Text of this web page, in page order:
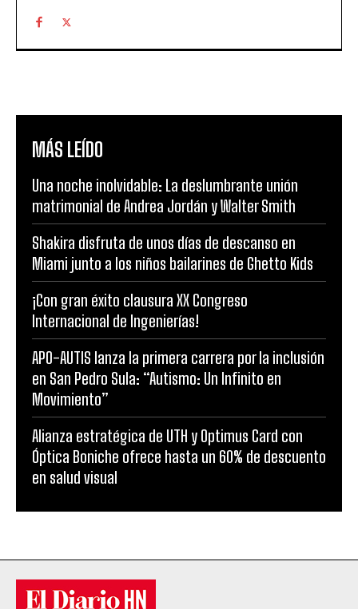
MÁS LEÍDO
Una noche inolvidable: La deslumbrante unión
matrimonial de Andrea Jordán y Walter Smith
Shakira disfruta de unos días de descanso en
Miami junto a los niños bailarines de Ghetto Kids
¡Con gran éxito clausura XX Congreso
Internacional de Ingenierías!
APO-AUTIS lanza la primera carrera por la inclusión
en San Pedro Sula: “Autismo: Un Infinito en
Movimiento”
Alianza estratégica de UTH y Optimus Card con
Óptica Boniche ofrece hasta un 60% de descuento
en salud visual